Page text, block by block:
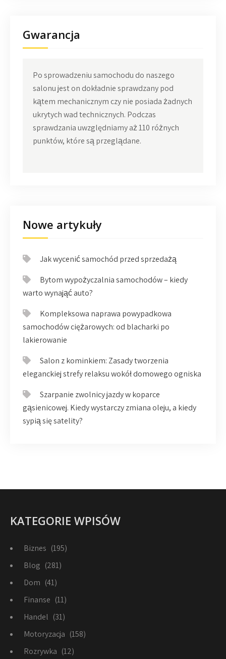
Gwarancja
Po sprowadzeniu samochodu do naszego
salonu jest on dokładnie sprawdzany pod
kątem mechanicznym czy nie posiada żadnych
ukrytych wad technicznych. Podczas
sprawdzania uwzględniamy aż 110 różnych
punktów, które są przeglądane.
Nowe artykuły
Jak wycenić samochód przed sprzedażą
Bytom wypożyczalnia samochodów – kiedy
warto wynająć auto?
Kompleksowa naprawa powypadkowa
samochodów ciężarowych: od blacharki po
lakierowanie
Salon z kominkiem: Zasady tworzenia
eleganckiej strefy relaksu wokół domowego ogniska
Szarpanie zwolnicy jazdy w koparce
gąsienicowej. Kiedy wystarczy zmiana oleju, a kiedy
sypią się satelity?
KATEGORIE WPISÓW
Biznes (195)
Blog (281)
Dom (41)
Finanse (11)
Handel (31)
Motoryzacja (158)
Rozrywka (12)